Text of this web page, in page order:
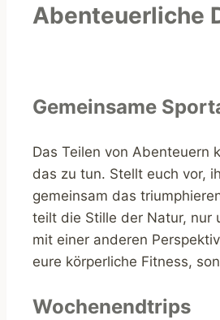
Abenteuerliche
Gemeinsame
Das Teilen von Abenteuern
das zu tun. Stellt euch vor,
gemeinsam das
teilt die Stille der Natur, nur
mit einer anderen
eure körperliche Fitness,
Wochenendtrips